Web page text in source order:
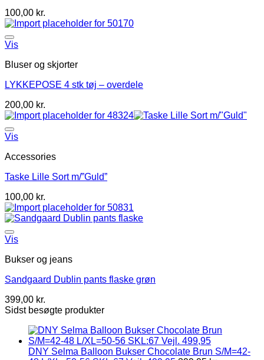
100,00 kr.
Vis
Bluser og skjorter
LYKKEPOSE 4 stk tøj – overdele
200,00 kr.
Vis
Accessories
Taske Lille Sort m/”Guld”
100,00 kr.
Vis
Bukser og jeans
Sandgaard Dublin pants flaske grøn
399,00 kr.
Sidst besøgte produkter
DNY Selma Balloon Bukser Chocolate Brun S/M=42-